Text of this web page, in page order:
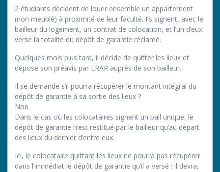
2 étudiants décident de louer ensemble un appartement
(non meublé) à proximité de leur faculté. Ils signent, avec le
bailleur du logement, un contrat de colocation, et l’un d’eux
verse la totalité du dépôt de garantie réclamé.
Quelques mois plus tard, il décide de quitter les lieux et
dépose son préavis par LRAR auprès de son bailleur.
Il se demande s’il pourra récupérer le montant intégral du
dépôt de garantie à sa sortie des lieux ?
Non
Dans le cas où les colocataires signent un bail unique, le
dépôt de garantie n’est restitué par le bailleur qu’au départ
des lieux du dernier d’entre eux.
Ici, le colocataire quittant les lieux ne pourra pas récupérer
dans l’immédiat le dépôt de garantie qu’il a versé : il devra,